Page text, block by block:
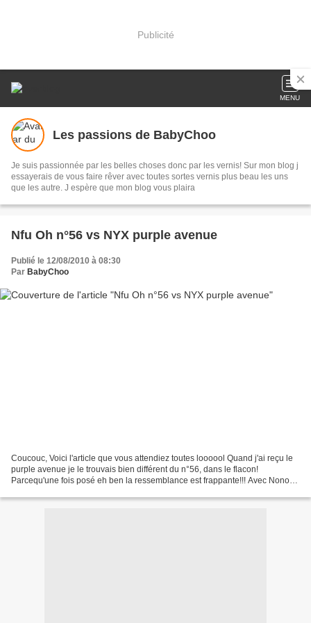
Publicité
MENU
Les passions de BabyChoo
Je suis passionnée par les belles choses donc par les vernis! Sur mon blog j
essayerais de vous faire rêver avec toutes sortes vernis plus beau les uns
que les autre. J espère que mon blog vous plaira
Nfu Oh n°56 vs NYX purple avenue
Publié le 12/08/2010 à 08:30
Par BabyChoo
Coucouc, Voici l'article que vous attendiez toutes loooool Quand j'ai reçu le
purple avenue je le trouvais bien différent du n°56, dans le flacon!
Parcequ'une fois posé eh ben la ressemblance est frappante!!! Avec Nono